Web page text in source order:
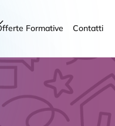
Formative Contatti